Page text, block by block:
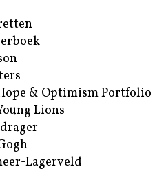
& Optimism Portfolio
Lions
Lagerveld